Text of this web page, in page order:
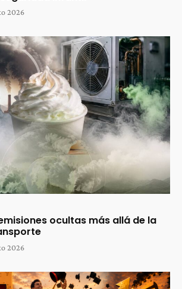
2026
ocultas más allá de la
2026